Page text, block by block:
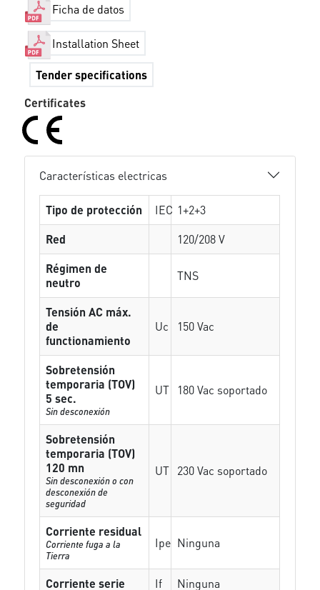
Ficha de datos
Installation Sheet
Tender specifications
Certificates
Características electricas
Tipo de protección IEC 1+2+3
Red
120/208 V
Régimen de
neutro
TNS
Tensión AC máx.
de
functionamiento
Uc 150 Vac
Sobretensión
temporaria (TOV)
5 sec.
Sin desconexión
UT 180 Vac soportado
Sobretensión
temporaria (TOV)
120 mn
Sin desconexión o con
desconexión de
seguridad
UT 230 Vac soportado
Corriente residual
Corriente fuga a la
Tierra
Ipe Ninguna
Corriente serie If Ninguna